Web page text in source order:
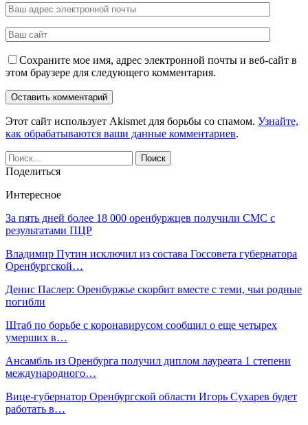
Сохраните мое имя, адрес электронной почты и веб-сайт в
этом браузере для следующего комментария.
Этот сайт использует Akismet для борьбы со спамом. Узнайте,
как обрабатываются ваши данные комментариев.
Поделиться
Интересное
За пять дней более 18 000 оренбуржцев получили СМС с
результатами ПЦР
Владимир Путин исключил из состава Госсовета губернатора
Оренбургской…
Денис Паслер: Оренбуржье скорбит вместе с теми, чьи родные
погибли
Штаб по борьбе с коронавирусом сообщил о еще четырех
умерших в…
Ансамбль из Оренбурга получил диплом лауреата 1 степени
международного…
Вице-губернатор Оренбургской области Игорь Сухарев будет
работать в…